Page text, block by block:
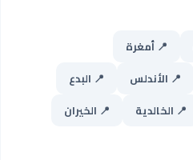
📍 أمغرة
📍 الأندلس
📍 البدع
📍 الخالدية
📍 الخيران